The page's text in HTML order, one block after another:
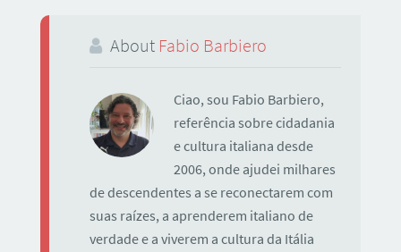
About Fabio Barbiero
Ciao, sou Fabio Barbiero,
referência sobre cidadania
e cultura italiana desde
2006, onde ajudei milhares
de descendentes a se reconectarem com
suas raízes, a aprenderem italiano de
verdade e a viverem a cultura da Itália